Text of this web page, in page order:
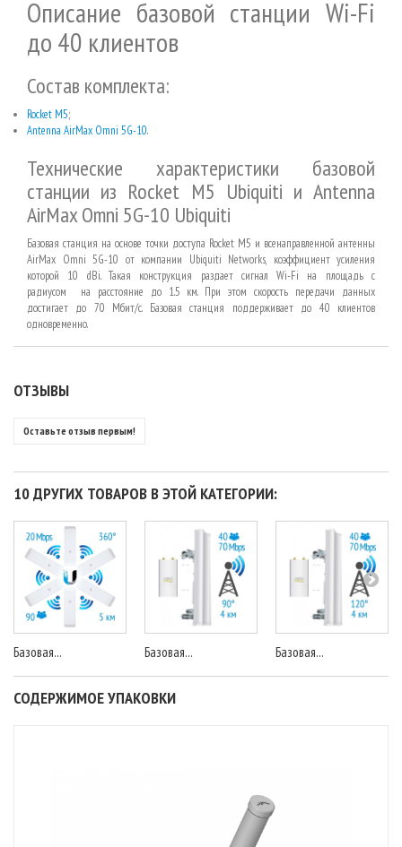
Описание базовой станции Wi-Fi
до 40 клиентов
Состав комплекта:
Rocket M5;
Antenna AirMax Omni 5G-10.
Технические характеристики базовой
станции из Rocket M5 Ubiquiti и Antenna
AirMax Omni 5G-10 Ubiquiti
Базовая станция на основе точки доступа Rocket M5 и всенаправленной антенны
AirMax Omni 5G-10 от компании Ubiquiti Networks, коэффициент усиления
которой 10 dBi. Такая конструкция раздает сигнал Wi-Fi на площадь с
радиусом на расстояние до 1.5 км. При этом скорость передачи данных
достигает до 70 Мбит/с. Базовая станция поддерживает до 40 клиентов
одновременно.
ОТЗЫВЫ
Оставьте отзыв первым!
10 ДРУГИХ ТОВАРОВ В ЭТОЙ КАТЕГОРИИ:
Базовая... Базовая... Базовая...
СОДЕРЖИМОЕ УПАКОВКИ